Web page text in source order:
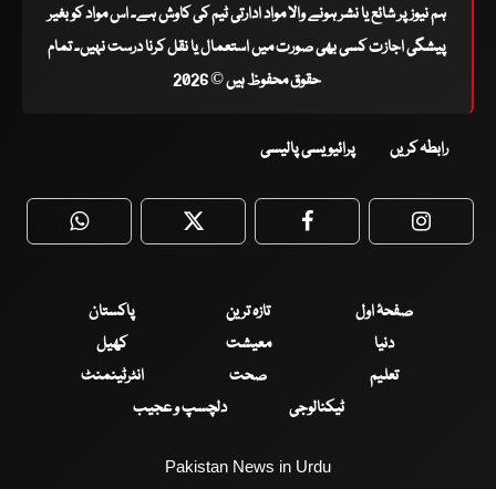
ہم نیوز پر شائع یا نشر ہونے والا مواد ادارتی ٹیم کی کاوش ہے۔ اس مواد کو بغیر
پیشگی اجازت کسی بھی صورت میں استعمال یا نقل کرنا درست نہیں۔ تمام
حقوق محفوظ ہیں © 2026
رابطہ کریں پرائیویسی پالیسی
WhatsApp Twitter Facebook
صفحۂ اول تازہ ترین
پاکستان
دنیا
معیشت
کھیل
تعلیم
صحت
انٹرٹینمنٹ
ٹیکنالوجی
دلچسپ و عجیب
Pakistan News in Urdu